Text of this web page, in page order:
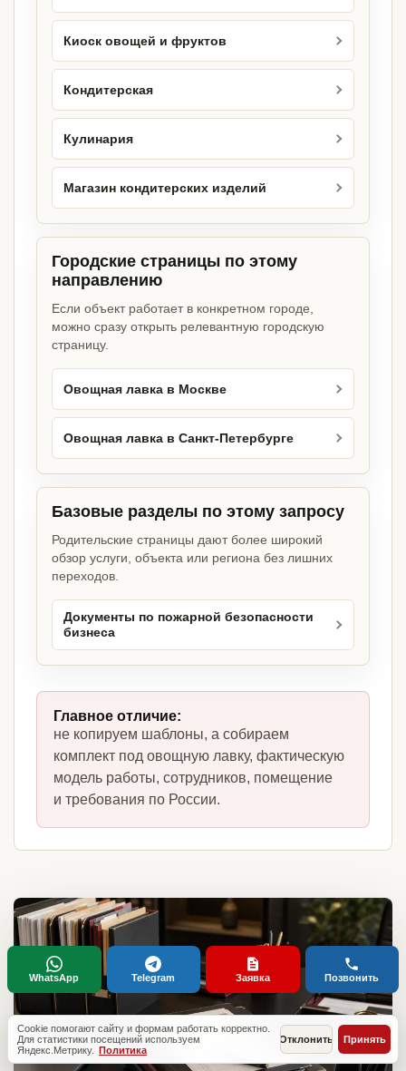
Киоск овощей и фруктов
Кондитерская
Кулинария
Магазин кондитерских изделий
Городские страницы по этому
направлению
Если объект работает в конкретном городе,
можно сразу открыть релевантную городскую
страницу.
Овощная лавка в Москве
Овощная лавка в Санкт-Петербурге
Базовые разделы по этому запросу
Родительские страницы дают более широкий
обзор услуги, объекта или региона без лишних
переходов.
Документы по пожарной безопасности
бизнеса
Главное отличие:
не копируем шаблоны, а собираем
комплект под овощную лавку, фактическую
модель работы, сотрудников, помещение
и требования по России.
Cookie помогают сайту и формам работать корректно.
Для статистики посещений используем
Яндекс.Метрику. Политика
Отклонить Принять
WhatsApp Telegram Заявка Позвонить